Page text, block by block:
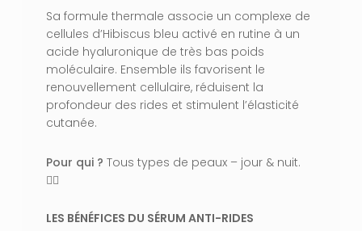
Sa formule thermale associe un complexe de
cellules d’Hibiscus bleu activé en rutine à un
acide hyaluronique de très bas poids
moléculaire. Ensemble ils favorisent le
renouvellement cellulaire, réduisent la
profondeur des rides et stimulent l’élasticité
cutanée.
Pour qui ? Tous types de peaux – jour & nuit.
👩‍⚕️
LES BÉNÉFICES DU SÉRUM ANTI-RIDES